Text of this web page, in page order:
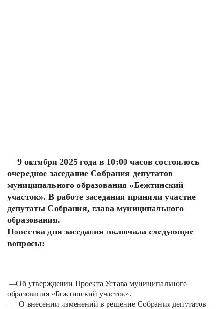
9 октября 2025 года в 10:00 часов состоялось
очередное заседание Собрания депутатов
муниципального образования «Бежтинский
участок». В работе заседания приняли участие
депутаты Собрания, глава муниципального
образования.
Повестка дня заседания включала следующие
вопросы:
—Об утверждении Проекта Устава муниципального
образования «Бежтинский участок».
— О внесении изменений в решение Собрания депутатов